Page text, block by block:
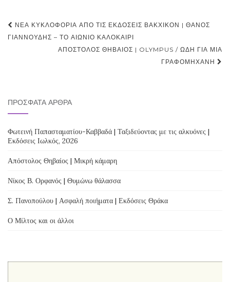
Post
navigation
ΝΈΑ ΚΥΚΛΟΦΟΡΊΑ ΑΠΌ ΤΙΣ ΕΚΔΌΣΕΙΣ ΒΑΚΧΙΚΌΝ | ΘΆΝΟΣ
ΓΙΑΝΝΟΎΔΗΣ – ΤΟ ΑΙΏΝΙΟ ΚΑΛΟΚΑΊΡΙ
ΑΠΌΣΤΟΛΟΣ ΘΗΒΑΊΟΣ | OLYMPUS / ΩΔΉ ΓΙΑ ΜΙΑ
ΓΡΑΦΟΜΗΧΑΝΉ
ΠΡΌΣΦΑΤΑ ΆΡΘΡΑ
Φωτεινή Παπασταματίου-Καββαδά | Ταξιδεύοντας με τις αλκυόνες |
Εκδόσεις Ιωλκός, 2026
Απόστολος Θηβαίος | Μικρή κάμαρη
Νίκος Β. Ορφανός | Θυμώνω θάλασσα
Σ. Πανοπούλου | Ασφαλή ποιήματα | Εκδόσεις Θράκα
Ο Μίλτος και οι άλλοι